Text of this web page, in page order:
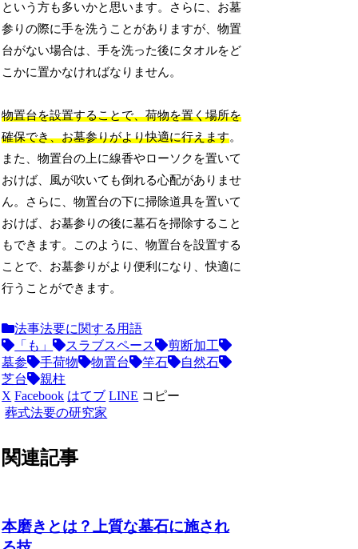
という方も多いかと思います。さらに、お墓
参りの際に手を洗うことがありますが、物置
台がない場合は、手を洗った後にタオルをど
こかに置かなければなりません。
物置台を設置することで、荷物を置く場所を
確保でき、お墓参りがより快適に行えます。
また、物置台の上に線香やローソクを置いて
おけば、風が吹いても倒れる心配がありませ
ん。さらに、物置台の下に掃除道具を置いて
おけば、お墓参りの後に墓石を掃除すること
もできます。このように、物置台を設置する
ことで、お墓参りがより便利になり、快適に
行うことができます。
法事法要に関する用語
「も」
スラブスペース
剪断加工
墓参
手荷物 物置台 竿石
自然石
芝台
親柱
X Facebook はてブ LINE コピー
葬式法要の研究家
関連記事
本磨きとは？上質な墓石に施され